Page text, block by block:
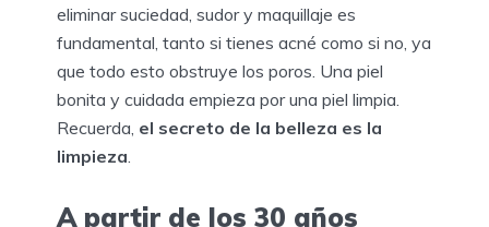
eliminar suciedad, sudor y maquillaje es
fundamental, tanto si tienes acné como si no, ya
que todo esto obstruye los poros. Una piel
bonita y cuidada empieza por una piel limpia.
Recuerda, el secreto de la belleza es la
limpieza.
A partir de los 30 años